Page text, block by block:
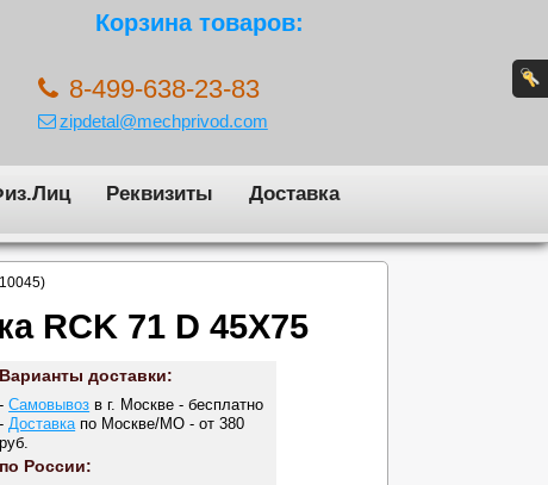
Корзина товаров:
8-499-638-23-83
zipdetal@mechprivod.com
Реквизиты
Доставка
RCK 71 D 45X75
Варианты доставки:
-Самовывоз в г. Москве - бесплатно
- Доставка по Москве/МО - от 380
руб.
по России: